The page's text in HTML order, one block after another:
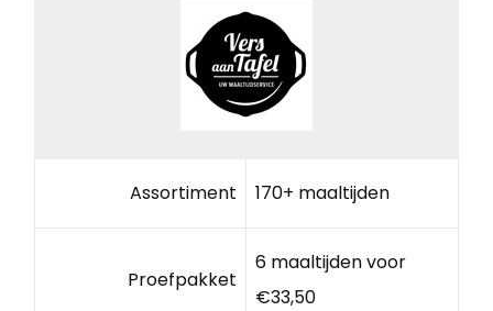
Assortiment 170+ maaltijden
Proefpakket
6 maaltijden voor
€33,50